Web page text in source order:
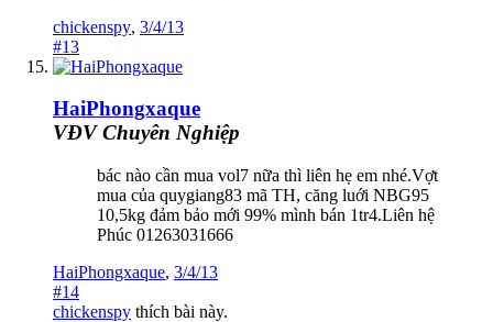
chickenspy, 3/4/13
#13
HaiPhongxaque
VĐV Chuyên Nghiệp
bác nào cần mua vol7 nữa thì liên hẹ em nhé.Vợt
mua của quygiang83 mã TH, căng luới NBG95
10,5kg đảm bảo mới 99% mình bán 1tr4.Liên hệ
Phúc 01263031666
HaiPhongxaque, 3/4/13
#14
chickenspy thích bài này.